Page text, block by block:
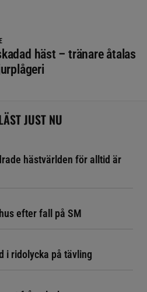
häst – tränare åtalas
JUST NU
hästvärlden för alltid är
efter fall på SM
i ridolycka på tävling